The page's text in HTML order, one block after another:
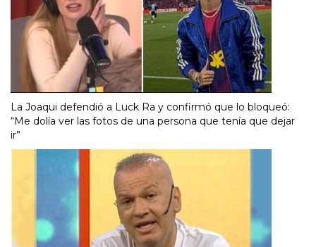
La Joaqui defendió a Luck Ra y confirmó que lo bloqueó:
“Me dolía ver las fotos de una persona que tenía que dejar
ir”